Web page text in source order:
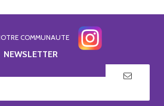
COMMUNAUTE
NEWSLETTER